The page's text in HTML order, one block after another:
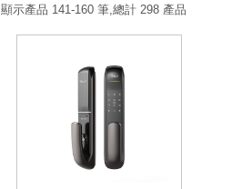
顯示產品 141-160 筆,總計 298 產品